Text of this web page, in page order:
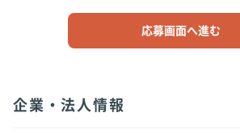
応募画面へ進む
企業・法人情報